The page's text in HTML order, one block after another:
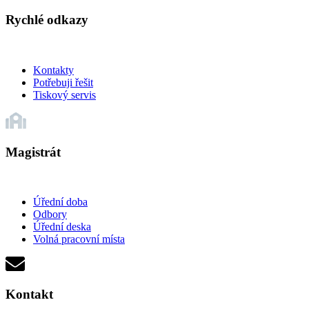
Rychlé odkazy
Kontakty
Potřebuji řešit
Tiskový servis
Magistrát
Úřední doba
Odbory
Úřední deska
Volná pracovní místa
Kontakt